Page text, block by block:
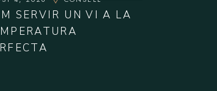
SERVIR UN VI A LA